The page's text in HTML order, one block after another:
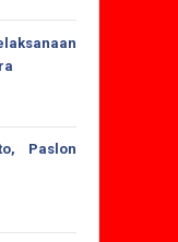
Paslon